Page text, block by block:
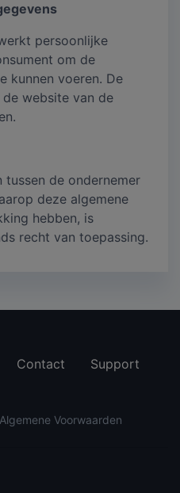
persoonlijke
om de
kunnen voeren. De
website van de
tussen de ondernemer
deze algemene
hebben, is
recht van toepassing.
Contact Support
Algemene Voorwaarden